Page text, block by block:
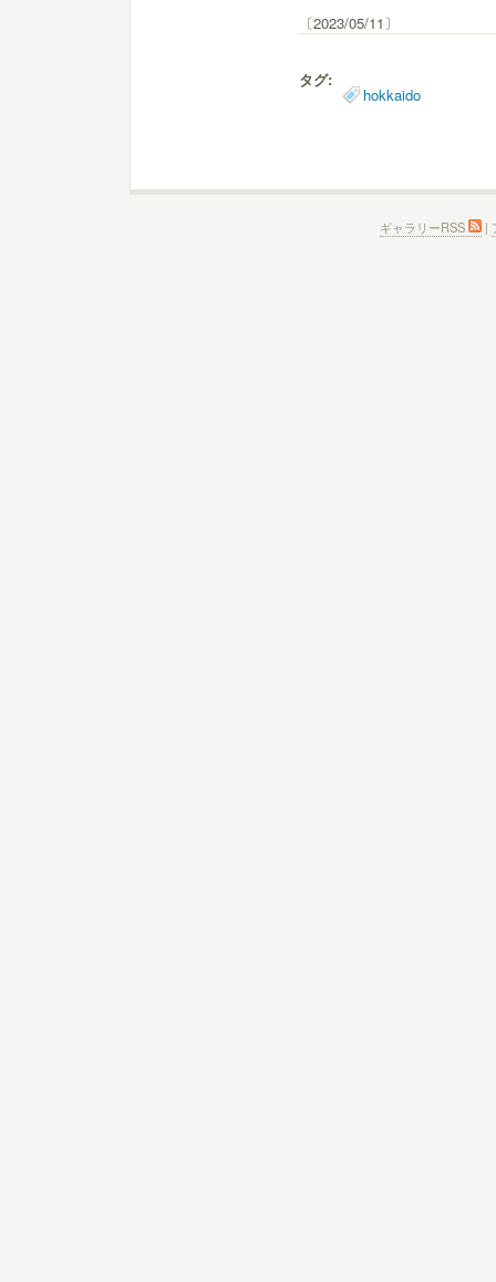
〔2023/05/11〕
タグ:
hokkaido
ギャラリーRSS |